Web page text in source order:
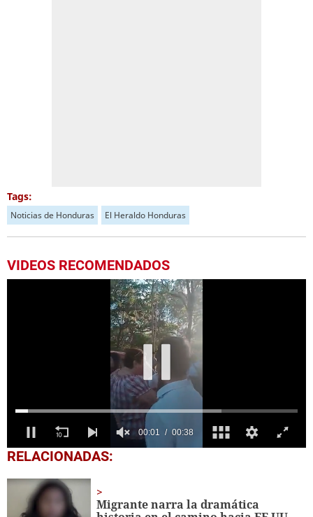
Tags:
Noticias de Honduras El Heraldo Honduras
VIDEOS RECOMENDADOS
0
seconds
seconds
RELACIONADAS:
Migrante narra la dramática